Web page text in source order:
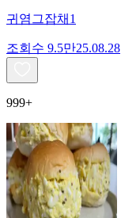
귀염그잡채1
조회수 9.5만25.08.28
999+